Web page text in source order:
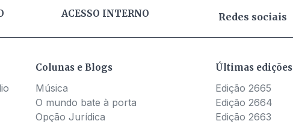
ACESSO INTERNO Redes sociais
Colunas e Blogs
Música
O mundo bate à porta
Opção Jurídica
Últimas edições
Edição 2665
Edição 2664
Edição 2663